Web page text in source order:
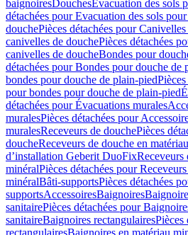
baignoiresDouchesEvacuation des sols
détachées pour Evacuation des sols
douchePièces détachées pour
canivelles de douchePièces détachées
canivelles de doucheBondes pour
détachées pour Bondes pour douche de
bondes pour douche de plain-pied
pour bondes pour douche de plain-pied
détachées pour Évacuations murales
muralesPièces détachées pour
muralesReceveurs de douchePièces
doucheReceveurs de douche en
d’installation Geberit DuoFixReceveurs
minéralPièces détachées pour
minéralBâti-supportsPièces détachées
supportsAccessoiresBaignoires
sanitairePièces détachées pour
sanitaireBaignoires rectangulairesPièces
rectangulairesBaignoires en matériau